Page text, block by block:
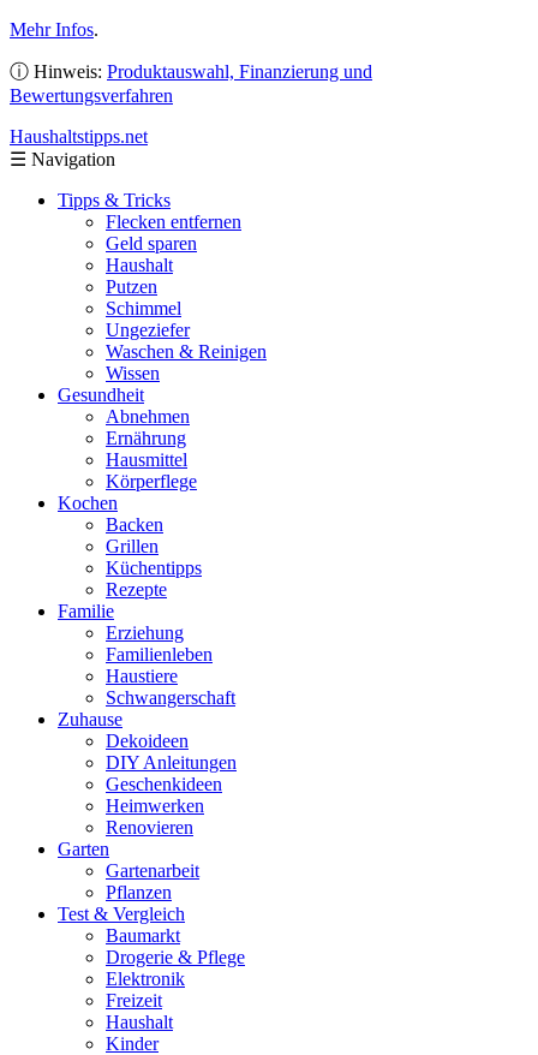
Mehr Infos.
ⓘ Hinweis: Produktauswahl, Finanzierung und
Bewertungsverfahren
Haushaltstipps.net
☰ Navigation
Tipps & Tricks
Flecken entfernen
Geld sparen
Haushalt
Putzen
Schimmel
Ungeziefer
Waschen & Reinigen
Wissen
Gesundheit
Abnehmen
Ernährung
Hausmittel
Körperflege
Kochen
Backen
Grillen
Küchentipps
Rezepte
Familie
Erziehung
Familienleben
Haustiere
Schwangerschaft
Zuhause
Dekoideen
DIY Anleitungen
Geschenkideen
Heimwerken
Renovieren
Garten
Gartenarbeit
Pflanzen
Test & Vergleich
Baumarkt
Drogerie & Pflege
Elektronik
Freizeit
Haushalt
Kinder